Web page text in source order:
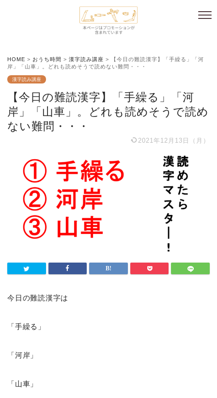
HOME > おうち時間 > 漢字読み講座 >
【今日の難読漢字】「手繰る」「河
岸」「山車」。どれも読めそうで読めない難問・・・
漢字読み講座
【今日の難読漢字】「手繰る」「河
岸」「山車」。どれも読めそうで読め
ない難問・・・
2021年12月13日（月）
今日の難読漢字は
「手繰る」
「河岸」
「山車」